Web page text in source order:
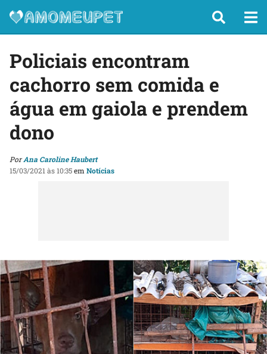
Policiais encontram
cachorro sem comida e
água em gaiola e prendem
dono
PorAna Caroline Haubert
15/03/2021 às 10:35em Notícias